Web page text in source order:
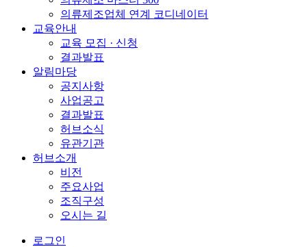
의류제조업체 연계 코디네이터
교육안내
교육 모집 · 신청
결과발표
알림마당
공지사항
사업공고
결과발표
허브소식
유관기관
허브소개
비전
주요사업
조직구성
오시는 길
로그인